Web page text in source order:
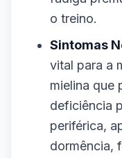
o treino.
Sintomas
vital para a
mielina que
deficiência
periférica,
dormência,